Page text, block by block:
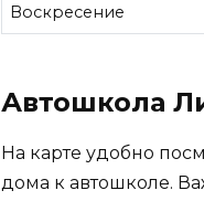
Воскресение
Автошкола
На карте удобно
дома к автошколе.